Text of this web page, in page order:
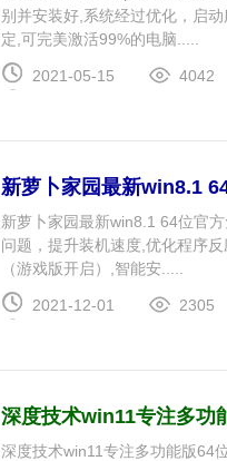
别并安装好,系统经过优化，启
定,可完美激活99%的电脑.....
2021-05-15 4042
新萝卜家园最新win8.1
新萝卜家园最新win8.1 64位官
问题，提升装机速度,优化程序
（游戏版开启）,智能安.....
2021-12-01 2305
深度技术win11专注多功
深度技术win11专注多功能版64